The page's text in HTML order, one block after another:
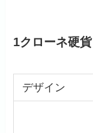
1クローネ硬貨
デザイン